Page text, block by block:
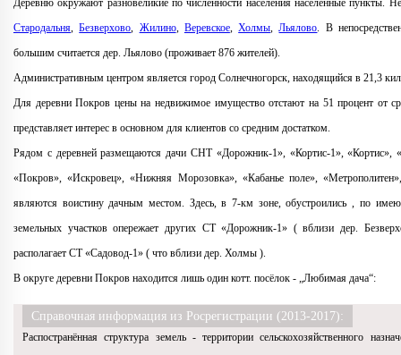
Деревню окружают разновеликие по численности населения населённые пункты.
Стародальня,Безверхово, Жилино, Веревское,Холмы,Льялово. В
большим считается дер. Льялово (проживает 876 жителей).
Административным центром является город Солнечногорск, находящийся в 21,3
Для деревни Покров цены на недвижимое имущество отстают на 51 процент от
представляет интерес в основном для клиентов со средним достатком.
Рядом с деревней размещаются дачи СНТ «Дорожник-1», «Кортис-1»,
«Покров», «Искровец», «Нижняя Морозовка», «Кабанье поле»,
являются воистину дачным местом. Здесь, в 7-км зоне, обустроились , по
земельных участков опережает других СТ «Дорожник-1» ( вблизи дер.
располагает СТ «Садовод-1» ( что вблизи дер. Холмы ).
В округе деревни Покров находится лишь один котт. посёлок - „Любимая дача“:
Справочная информация из Росрегистрации (2013-2017):
Распостранённая структура земель - территории сельскохозяйственного